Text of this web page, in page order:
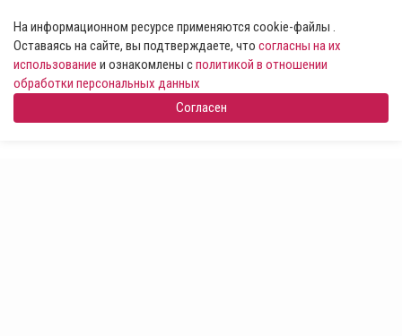
На информационном ресурсе применяются cookie-файлы .
Оставаясь на сайте, вы подтверждаете, что согласны на их
использование и ознакомлены сполитикой в отношении
обработки персональных данных
Согласен